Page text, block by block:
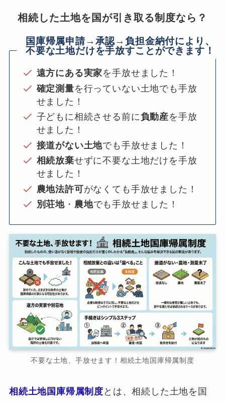
相続した土地を国が引き取る制度なら？
国庫帰属申請→承認→負担金納付により、
不要な土地だけを手放すことができます！
遠方にある実家を手放せました！
確定測量を行っていない土地でも手放
せました！
子どもに相続させる前に負動産を手放
せました！
接道がない土地でも手放せました！
相続放棄せずに不要な土地だけを手放
せました！
農地法許可がなくても手放せました！
別荘地 ・ 農地でも手放せました！
不要な土地、手放せます！相続土地国庫帰属制度
相続土地国庫帰属制度 とは、相続した土地を国